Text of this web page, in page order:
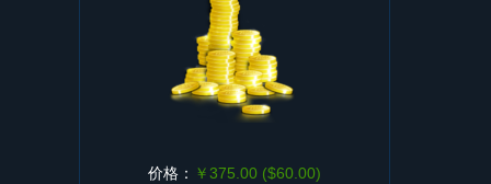
价格： ￥375.00 ($60.00)